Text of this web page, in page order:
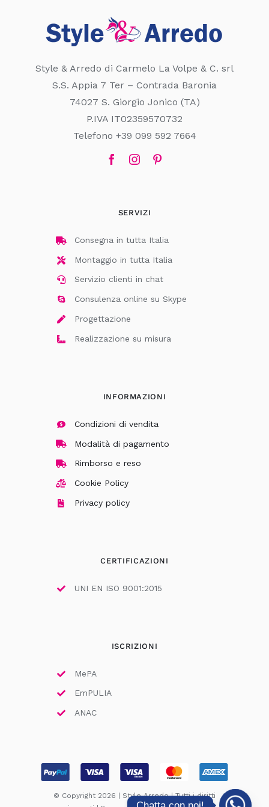
Style & Arredo di Carmelo La Volpe & C. srl
S.S. Appia 7 Ter – Contrada Baronia
74027 S. Giorgio Jonico (TA)
P.IVA IT02359570732
Telefono +39 099 592 7664
SERVIZI
Consegna in tutta Italia
Montaggio in tutta Italia
Servizio clienti in chat
Consulenza online su Skype
Progettazione
Realizzazione su misura
INFORMAZIONI
Condizioni di vendita
Modalità di pagamento
Rimborso e reso
Cookie Policy
Privacy policy
CERTIFICAZIONI
UNI EN ISO 9001:2015
ISCRIZIONI
MePA
EmPULIA
ANAC
© Copyright 2026 | Style Arredo | Tutti i diritti